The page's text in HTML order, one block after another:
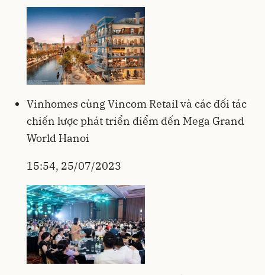
Vinhomes cùng Vincom Retail và các đối tác
chiến lược phát triển điểm đến Mega Grand
World Hanoi
15:54, 25/07/2023